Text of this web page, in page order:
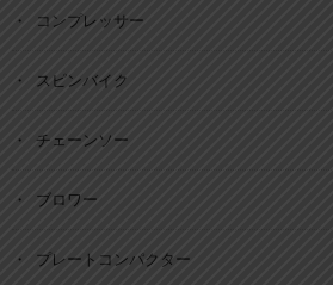
コンプレッサー
スピンバイク
チェーンソー
ブロワー
プレートコンパクター